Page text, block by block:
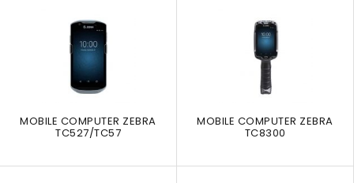
MOBILE COMPUTER ZEBRA
TC527/TC57
MOBILE COMPUTER ZEBRA
TC8300